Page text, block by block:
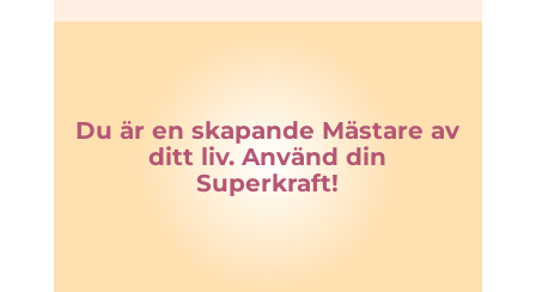
Du är en skapande Mästare av
ditt liv. Använd din
Superkraft!